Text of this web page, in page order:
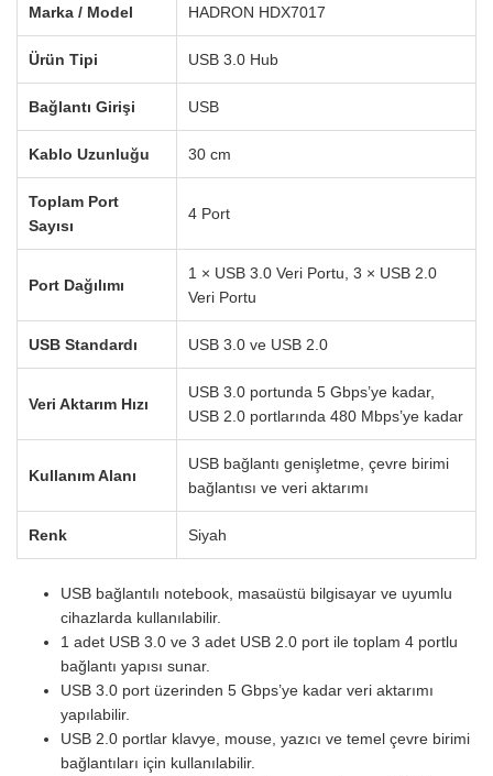
Marka / Model HADRON HDX7017
Ürün Tipi USB 3.0 Hub
Bağlantı Girişi USB
Kablo Uzunluğu 30 cm
Toplam Port
Sayısı
4 Port
Port Dağılımı
1 × USB 3.0 Veri Portu, 3 × USB 2.0
Veri Portu
USB Standardı USB 3.0 ve USB 2.0
Veri Aktarım Hızı
USB 3.0 portunda 5 Gbps’ye kadar,
USB 2.0 portlarında 480 Mbps’ye kadar
Kullanım Alanı
USB bağlantı genişletme, çevre birimi
bağlantısı ve veri aktarımı
Renk Siyah
USB bağlantılı notebook, masaüstü bilgisayar ve uyumlu
cihazlarda kullanılabilir.
1 adet USB 3.0 ve 3 adet USB 2.0 port ile toplam 4 portlu
bağlantı yapısı sunar.
USB 3.0 port üzerinden 5 Gbps’ye kadar veri aktarımı
yapılabilir.
USB 2.0 portlar klavye, mouse, yazıcı ve temel çevre birimi
bağlantıları için kullanılabilir.